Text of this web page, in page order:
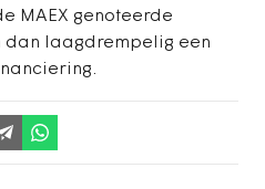
MAEX genoteerde
dan laagdrempelig een